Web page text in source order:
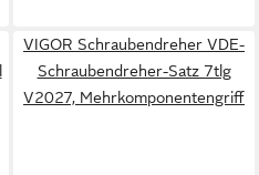
VIGOR Schraubendreher VDE-
Schraubendreher-Satz 7tlg
V2027, Mehrkomponentengriff